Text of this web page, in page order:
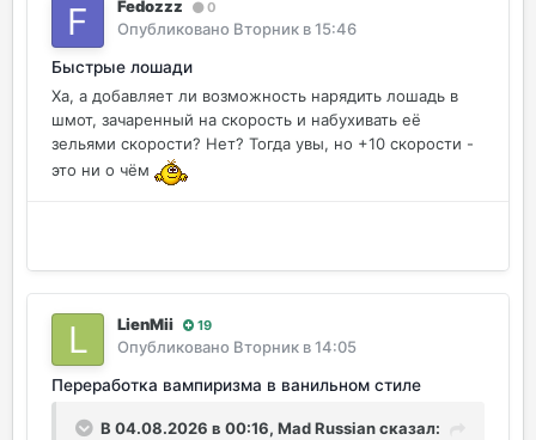
Fedozzz 0
Опубликовано Вторник в 15:46
Быстрые лошади
Ха, а добавляет ли возможность нарядить лошадь в
шмот, зачаренный на скорость и набухивать её
зельями скорости? Нет? Тогда увы, но +10 скорости -
это ни о чём
LienMii 19
Опубликовано Вторник в 14:05
Переработка вампиризма в ванильном стиле
В 04.08.2026 в 00:16, Mad Russianсказал: